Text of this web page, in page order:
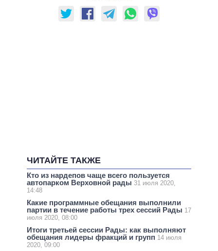
ЧИТАЙТЕ ТАКЖЕ
Кто из нардепов чаще всего пользуется
автопарком Верховной рады 31 июля 2020,
14:48
Какие программные обещания выполнили
партии в течение работы трех сессий Рады 17
июля 2020, 08:00
Итоги третьей сессии Рады: как выполняют
обещания лидеры фракций и групп 14 июля
2020, 09:00